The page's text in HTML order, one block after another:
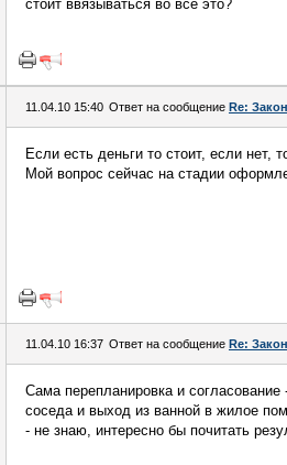
стоит ввязываться во все это?
11.04.10 15:40 Ответ на сообщение Re:
Если есть деньги то стоит, если нет,
Мой вопрос сейчас на стадии
11.04.10 16:37 Ответ на сообщение Re:
Сама перепланировка и
соседа и выход из ванной в жилое
- не знаю, интересно бы почитать